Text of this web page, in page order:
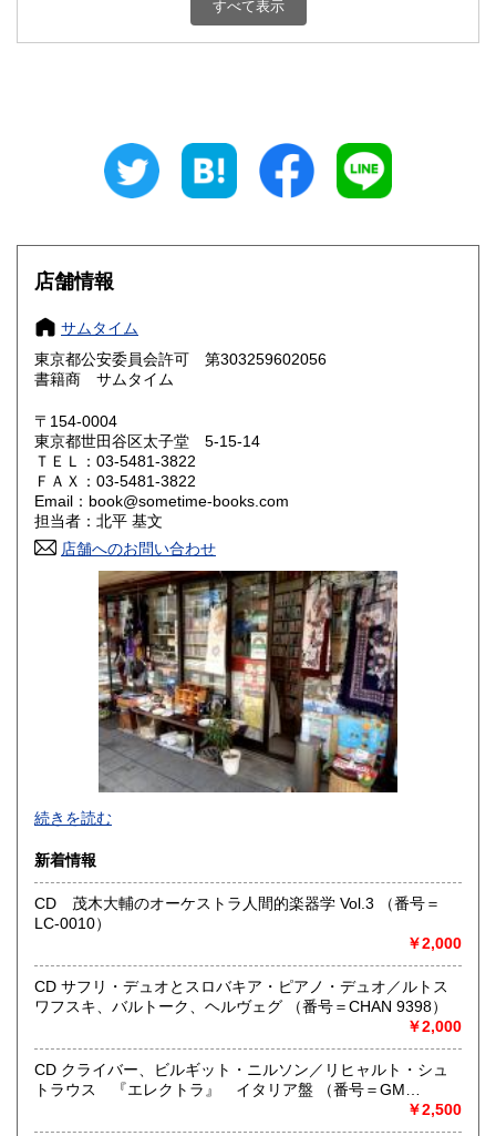
600円 三重県
大阪府
奈良県
鳥取県 600円 島根県
岡山県
山口県 600円
香川県 愛媛県
高知県 600円
600円 長崎県
600円 大分県
600円 鹿児島県
600円
すべて表示
店舗情報
サムタイム
東京都公安委員会許可 第303259602056
書籍商 サムタイム
〒154-0004
東京都世田谷区太子堂 5-15-14
ＴＥＬ：03-5481-3822
ＦＡＸ：03-5481-3822
Email：book@sometime-books.com
担当者：北平 基文
店舗へのお問い合わせ
●当店では国内送料は無料です。（特記されたものを除きま
す）。
ール、定形外郵便、
ネコポス、ヤマト宅急便などでお届けしています。
但し、お客様が配送方法をご指定になる場合又は、
後払いをご希望の場合は送料の実費をお支払い頂きます。
代引きをご希望の場合は代引き手数料及び送料の実費をお
支払い下さい。
●公費ご購入を承ります。 送料は実費をご負担下さい。 お
支払いは後払いが可能です。
※当店は【インボイス制度】の適格請求書発行事業者では
ございません。
●当店では迅速な発送を心掛けています。
ご送金、ご決済の確認が出来ましたら通常24時間以内にお
続きを読む
新着情報
CD 茂木大輔のオーケストラ人間的楽器学 Vol.3 （番号＝
LC-0010）
￥2,000
CD サフリ・デュオとスロバキア・ピアノ・デュオ／ルトス
ワフスキ、バルトーク、ヘルヴェグ （番号＝CHAN 9398）
￥2,000
CD クライバー、ビルギット・ニルソン／リヒャルト・シュ
トラウス 『エレクトラ』 イタリア盤 （番号＝GM
￥2,500